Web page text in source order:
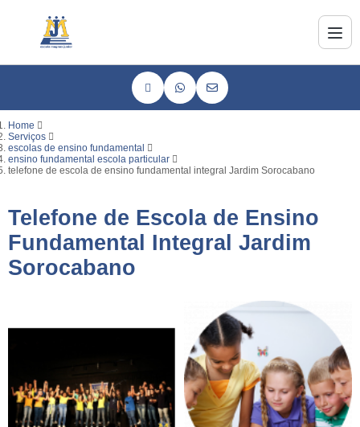
Home
Serviços
escolas de ensino fundamental
ensino fundamental escola particular
telefone de escola de ensino fundamental integral Jardim Sorocabano
Telefone de Escola de Ensino
Fundamental Integral Jardim
Sorocabano